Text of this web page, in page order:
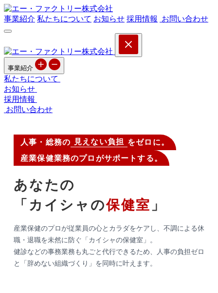
事業紹介 私たちについて お知らせ 採用情報 お問い合わせ
事業紹介
私たちについて
お知らせ
採用情報
お問い合わせ
人事・総務の 見えない負担 をゼロに。
産業保健業務のプロがサポートする。
あなたの
「カイシャの保健室 」
産業保健のプロが従業員の心とカラダをケアし、不調による休
職・退職を未然に防ぐ「カイシャの保健室」。
健診などの事務業務も丸ごと代行できるため、人事の負担ゼロ
と「辞めない組織づくり」を同時に叶えます。